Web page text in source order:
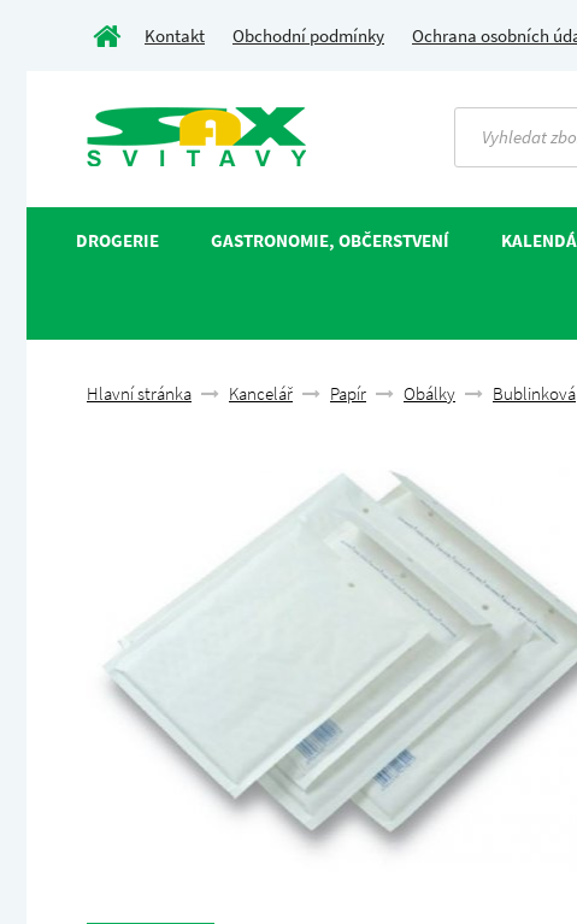
Kontakt Obchodní podmínky Ochrana osobních
DROGERIE GASTRONOMIE, OBČERSTVENÍ
Hlavní stránka Kancelář Papír Obálky Bublinková